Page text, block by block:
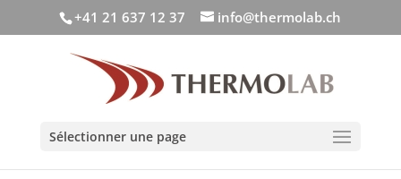
+41 21 637 12 37 info@thermolab.ch
Sélectionner une page